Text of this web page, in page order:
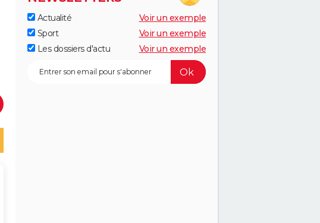
Actualité
Voir un exemple
Sport
Voir un exemple
Les dossiers d'actu
Voir un exemple